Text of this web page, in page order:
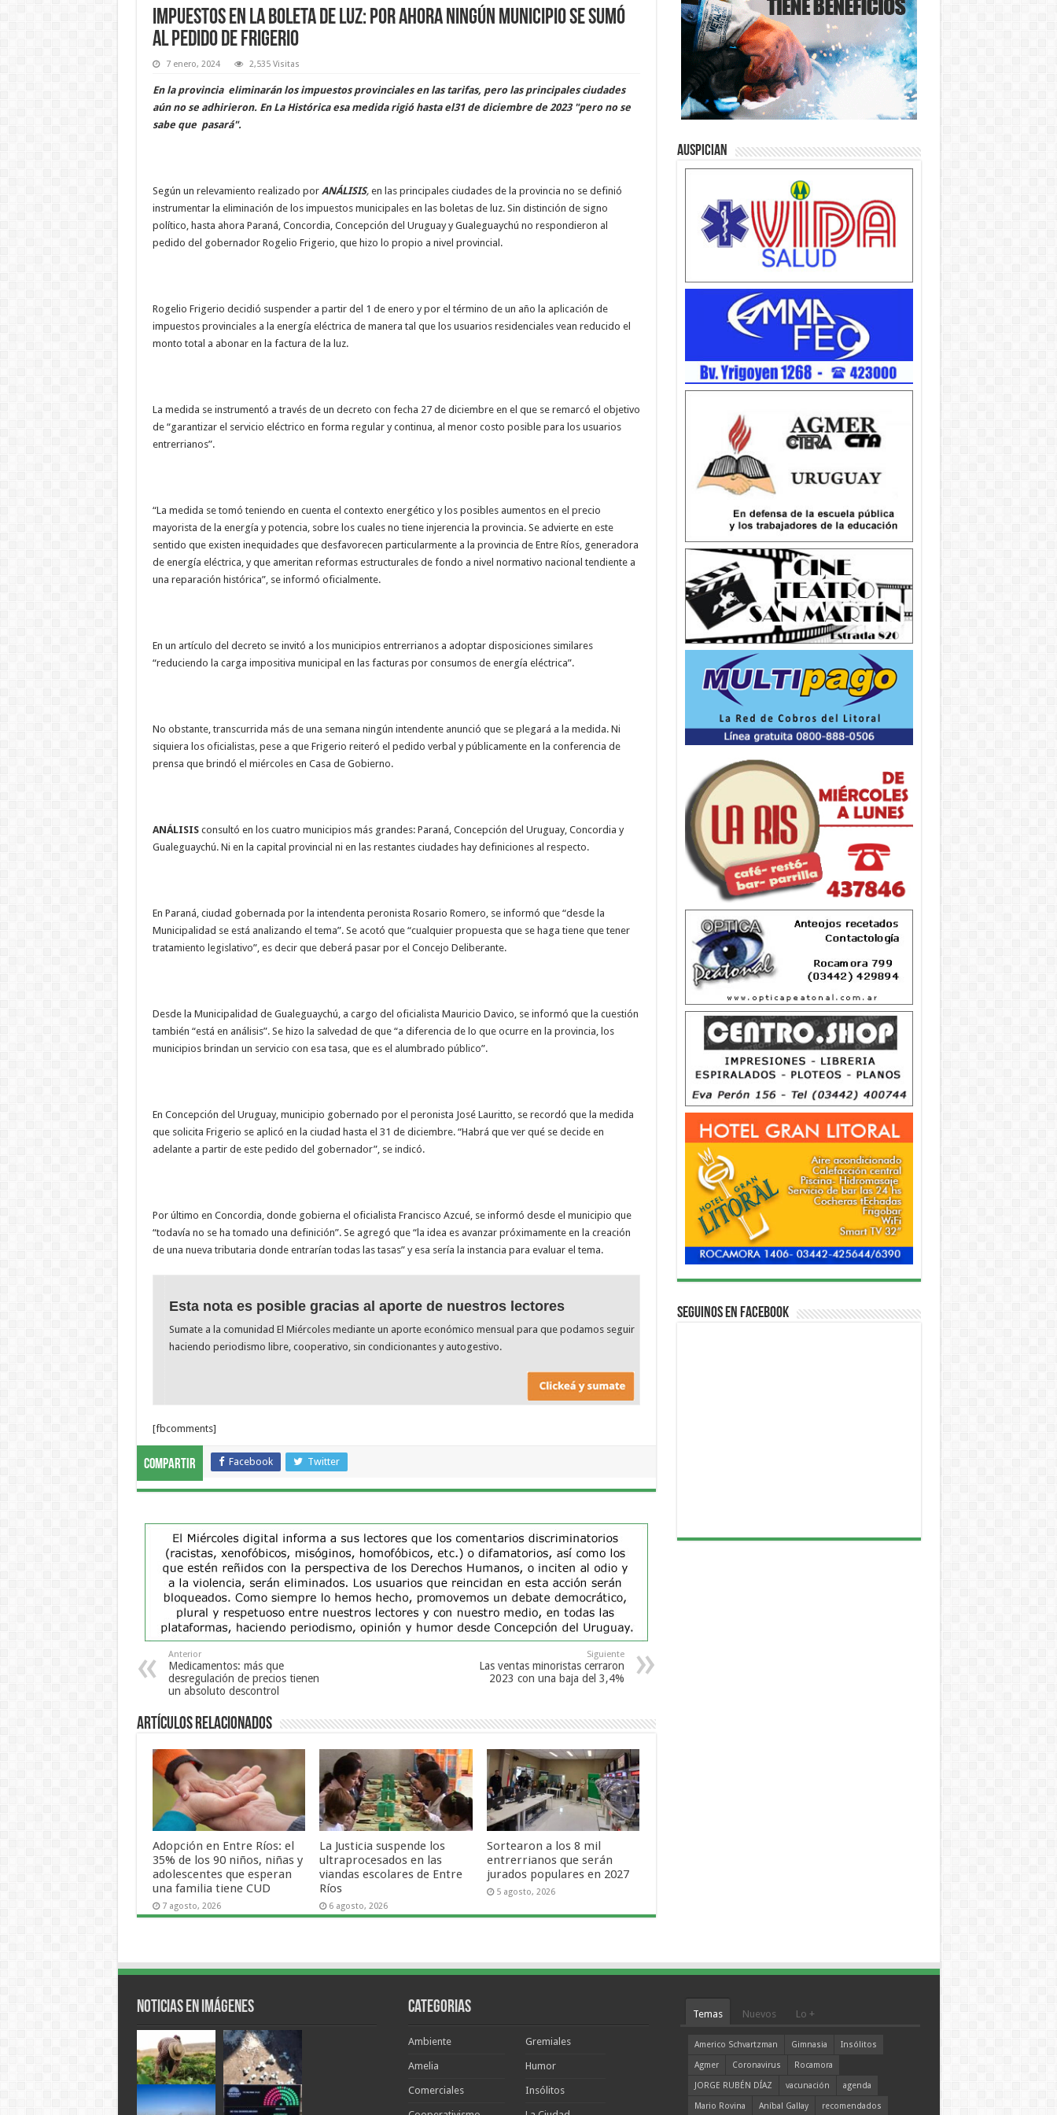
Impuestos en la boleta de luz: por ahora ningún municipio se sumó
al pedido de Frigerio
7 enero, 2024 2,535 Visitas
En la provincia eliminarán los impuestos provinciales en las tarifas, pero las principales ciudades
aún no se adhirieron. En La Histórica esa medida rigió hasta el31 de diciembre de 2023 "pero no se
sabe que pasará".
Según un relevamiento realizado por ANÁLISIS,en las principales ciudades de la provincia no se definió
instrumentar la eliminación de los impuestos municipales en las boletas de luz. Sin distinción de signo
político, hasta ahora Paraná, Concordia, Concepción del Uruguay y Gualeguaychú no respondieron al
pedido del gobernador Rogelio Frigerio, que hizo lo propio a nivel provincial.
Rogelio Frigerio decidió suspender a partir del 1 de enero y por el término de un año la aplicación de
impuestos provinciales a la energía eléctrica de manera tal que los usuarios residenciales vean reducido el
monto total a abonar en la factura de la luz.
La medida se instrumentó a través de un decreto con fecha 27 de diciembre en el que se remarcó el objetivo
de “garantizar el servicio eléctrico en forma regular y continua, al menor costo posible para los usuarios
entrerrianos”.
“La medida se tomó teniendo en cuenta el contexto energético y los posibles aumentos en el precio
mayorista de la energía y potencia, sobre los cuales no tiene injerencia la provincia. Se advierte en este
sentido que existen inequidades que desfavorecen particularmente a la provincia de Entre Ríos, generadora
de energía eléctrica, y que ameritan reformas estructurales de fondo a nivel normativo nacional tendiente a
una reparación histórica”, se informó oficialmente.
En un artículo del decreto se invitó a los municipios entrerrianos a adoptar disposiciones similares
“reduciendo la carga impositiva municipal en las facturas por consumos de energía eléctrica”.
No obstante, transcurrida más de una semana ningún intendente anunció que se plegará a la medida. Ni
siquiera los oficialistas, pese a que Frigerio reiteró el pedido verbal y públicamente en la conferencia de
prensa que brindó el miércoles en Casa de Gobierno.
ANÁLISISconsultó en los cuatro municipios más grandes: Paraná, Concepción del Uruguay, Concordia y
Gualeguaychú. Ni en la capital provincial ni en las restantes ciudades hay definiciones al respecto.
En Paraná, ciudad gobernada por la intendenta peronista Rosario Romero, se informó que “desde la
Municipalidad se está analizando el tema”. Se acotó que “cualquier propuesta que se haga tiene que tener
tratamiento legislativo”, es decir que deberá pasar por el Concejo Deliberante.
Desde la Municipalidad de Gualeguaychú, a cargo del oficialista Mauricio Davico, se informó que la cuestión
también “está en análisis”. Se hizo la salvedad de que “a diferencia de lo que ocurre en la provincia, los
municipios brindan un servicio con esa tasa, que es el alumbrado público”.
En Concepción del Uruguay, municipio gobernado por el peronista José Lauritto, se recordó que la medida
que solicita Frigerio se aplicó en la ciudad hasta el 31 de diciembre. “Habrá que ver qué se decide en
adelante a partir de este pedido del gobernador”, se indicó.
Por último en Concordia, donde gobierna el oficialista Francisco Azcué, se informó desde el municipio que
“todavía no se ha tomado una definición”. Se agregó que “la idea es avanzar próximamente en la creación
de una nueva tributaria donde entrarían todas las tasas” y esa sería la instancia para evaluar el tema.
Esta nota es posible gracias al aporte de nuestros lectores
Sumate a la comunidad El Miércoles mediante un aporte económico mensual para que podamos seguir
haciendo periodismo libre, cooperativo, sin condicionantes y autogestivo.
[fbcomments]
Compartir Facebook Twitter
Anterior
Medicamentos: más que
desregulación de precios tienen
un absoluto descontrol
Siguiente
Las ventas minoristas cerraron
2023 con una baja del 3,4%
Artículos Relacionados
Adopción en Entre Ríos: el
35% de los 90 niños, niñas y
adolescentes que esperan
una familia tiene CUD
7 agosto, 2026
La Justicia suspende los
ultraprocesados en las
viandas escolares de Entre
Ríos
6 agosto, 2026
Sortearon a los 8 mil
entrerrianos que serán
jurados populares en 2027
5 agosto, 2026
Auspician
Seguinos en Facebook
Noticias en Imágenes Categorias
Ambiente
Amelia
Comerciales
Gremiales
Humor
Insólitos
Temas Nuevos Lo +
Americo Schvartzman Gimnasia
Insólitos
Agmer
Coronavirus
Rocamora
JORGE RUBÉN DÍAZ
vacunación
agenda
Mario Rovina
Aníbal Gallay recomendados